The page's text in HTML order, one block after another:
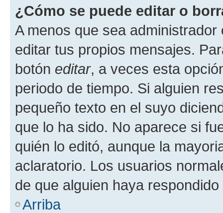
¿Cómo se puede editar o
A menos que sea
editar tus propios mensajes.
botón editar, a veces esta
periodo de tiempo. Si alguien
pequeño texto en el suyo
que lo ha sido. No aparece si
quién lo editó, aunque la
aclaratorio. Los usuarios
de que alguien haya
Arriba